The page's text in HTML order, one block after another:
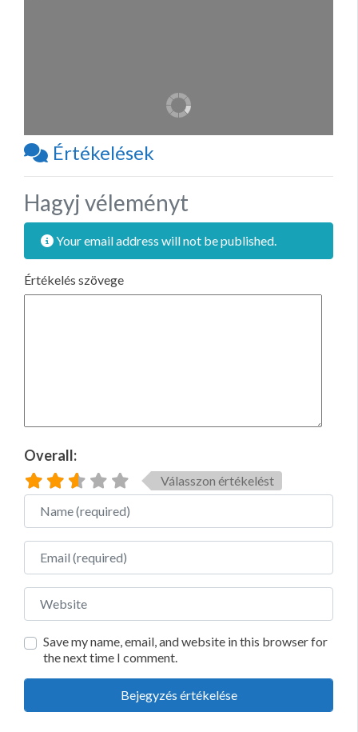
Értékelések
Hagyj véleményt
Your email address will not be published.
Értékelés szövege
Overall:
Válasszon értékelést
Name
Email
Website
Save my name, email, and website in this browser for
the next time I comment.